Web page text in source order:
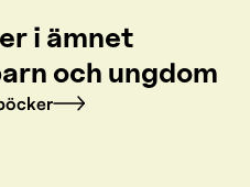
i ämnet
och ungdom